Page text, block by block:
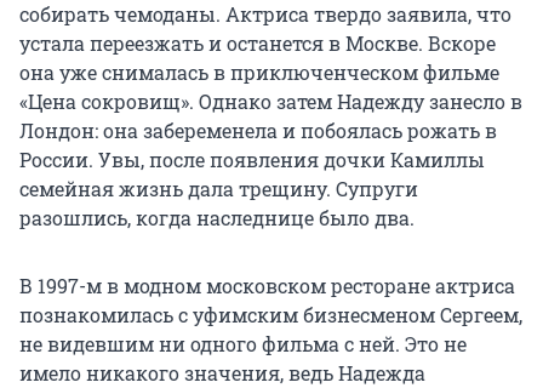
собирать чемоданы. Актриса твердо заявила, что
устала переезжать и останется в Москве. Вскоре
она уже снималась в приключенческом фильме
«Цена сокровищ». Однако затем Надежду занесло в
Лондон: она забеременела и побоялась рожать в
России. Увы, после появления дочки Камиллы
семейная жизнь дала трещину. Супруги
разошлись, когда наследнице было два.
В 1997-м в модном московском ресторане актриса
познакомилась с уфимским бизнесменом Сергеем,
не видевшим ни одного фильма с ней. Это не
имело никакого значения, ведь Надежда